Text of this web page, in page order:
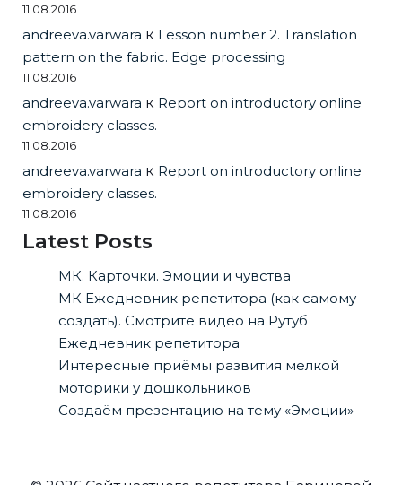
11.08.2016
andreeva.varwara к Lesson number 2. Translation
pattern on the fabric. Edge processing
11.08.2016
andreeva.varwara к Report on introductory online
embroidery classes.
11.08.2016
andreeva.varwara к Report on introductory online
embroidery classes.
11.08.2016
Latest Posts
МК. Карточки. Эмоции и чувства
МК Ежедневник репетитора (как самому
создать). Смотрите видео на Рутуб
Ежедневник репетитора
Интересные приёмы развития мелкой
моторики у дошкольников
Создаём презентацию на тему «Эмоции»